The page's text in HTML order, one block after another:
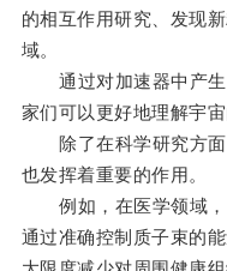
的相互作用研究、发现
域。
通过对加速器中产生
家们可以更好地理解宇
除了在科学研究方面
也发挥着重要的作用。
例如，在医学领域，
通过准确控制质子束的